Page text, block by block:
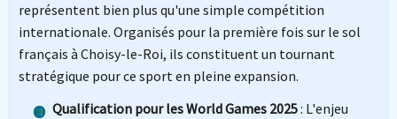
représentent bien plus qu'une simple compétition
internationale. Organisés pour la première fois sur le sol
français à Choisy-le-Roi, ils constituent un tournant
stratégique pour ce sport en pleine expansion.
Qualification pour les World Games 2025: L'enjeu